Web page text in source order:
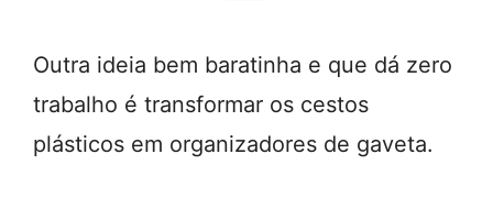
Outra ideia bem baratinha e que dá zero
trabalho é transformar os cestos
plásticos em organizadores de gaveta.